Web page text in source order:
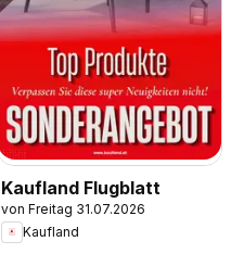
Kaufland Flugblatt
von Freitag 31.07.2026
Kaufland